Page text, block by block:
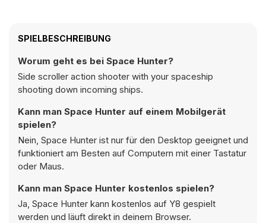
SPIELBESCHREIBUNG
Worum geht es bei Space Hunter?
Side scroller action shooter with your spaceship
shooting down incoming ships.
Kann man Space Hunter auf einem Mobilgerät
spielen?
Nein, Space Hunter ist nur für den Desktop geeignet und
funktioniert am Besten auf Computern mit einer Tastatur
oder Maus.
Kann man Space Hunter kostenlos spielen?
Ja, Space Hunter kann kostenlos auf Y8 gespielt
werden und läuft direkt in deinem Browser.